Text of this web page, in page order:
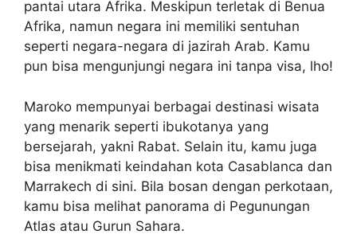
pantai utara Afrika. Meskipun terletak di Benua
Afrika, namun negara ini memiliki sentuhan
seperti negara-negara di jazirah Arab. Kamu
pun bisa mengunjungi negara ini tanpa visa, lho!
Maroko mempunyai berbagai destinasi wisata
yang menarik seperti ibukotanya yang
bersejarah, yakni Rabat. Selain itu, kamu juga
bisa menikmati keindahan kota Casablanca dan
Marrakech di sini. Bila bosan dengan perkotaan,
kamu bisa melihat panorama di Pegunungan
Atlas atau Gurun Sahara.